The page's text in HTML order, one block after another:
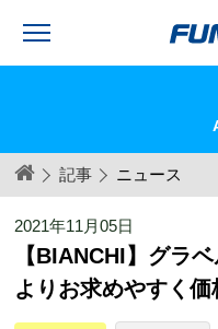
記事 ニュース
2021年11月05日
【BIANCHI】グラ
よりお求めやすく価